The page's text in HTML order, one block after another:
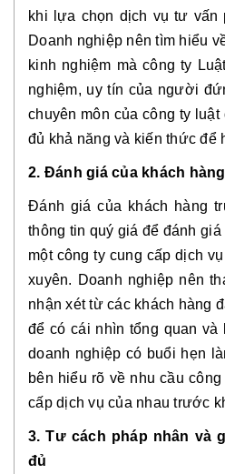
khi lựa chọn dịch vụ tư vấn
Doanh nghiệp nên tìm hiểu
kinh nghiệm mà công ty
nghiệm, uy tín của người
chuyên môn của công ty
đủ khả năng và kiến thức để
2. Đánh giá của khách
Đánh giá của khách hàng
thông tin quý giá để đánh
một công ty cung cấp dịch
xuyên. Doanh nghiệp nên
nhận xét từ các khách hàng
để có cái nhìn tổng quan và
doanh nghiệp có buổi hẹn
bên hiểu rõ về nhu cầu
cấp dịch vụ của nhau trước
3. Tư cách pháp nhân và
đủ